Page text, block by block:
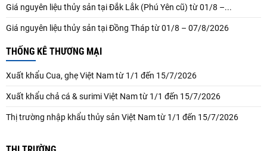
Giá nguyên liệu thủy sản tại Đắk Lắk (Phú Yên cũ) từ 01/8 –...
Giá nguyên liệu thủy sản tại Đồng Tháp từ 01/8 – 07/8/2026
THỐNG KÊ THƯƠNG MẠI
Xuất khẩu Cua, ghẹ Việt Nam từ 1/1 đến 15/7/2026
Xuất khẩu chả cá & surimi Việt Nam từ 1/1 đến 15/7/2026
Thị trường nhập khẩu thủy sản Việt Nam từ 1/1 đến 15/7/2026